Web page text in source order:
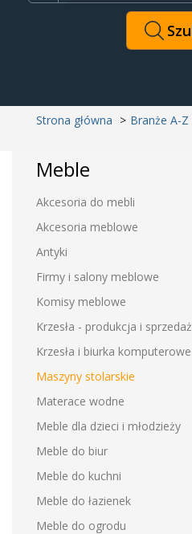
Strona główna Branże A-Z
Meble
Akcesoria do mebli
Akcesoria meblowe
Antyki
Firmy i salony meblowe
Komisy meblowe
Krzesła - produkcja i sprzedaż
Krzesła i biurka komputerowe
Maszyny stolarskie
Materace wodne
Meble dla dzieci i młodzieży
Meble do biur
Meble do kuchni
Meble do łazienek
Meble do ogrodu